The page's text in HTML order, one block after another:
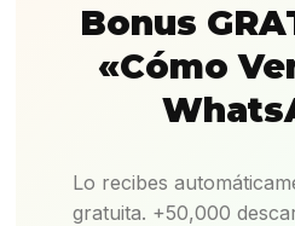
Bonus
«Cómo
Lo recibes
gratuita. +50,000